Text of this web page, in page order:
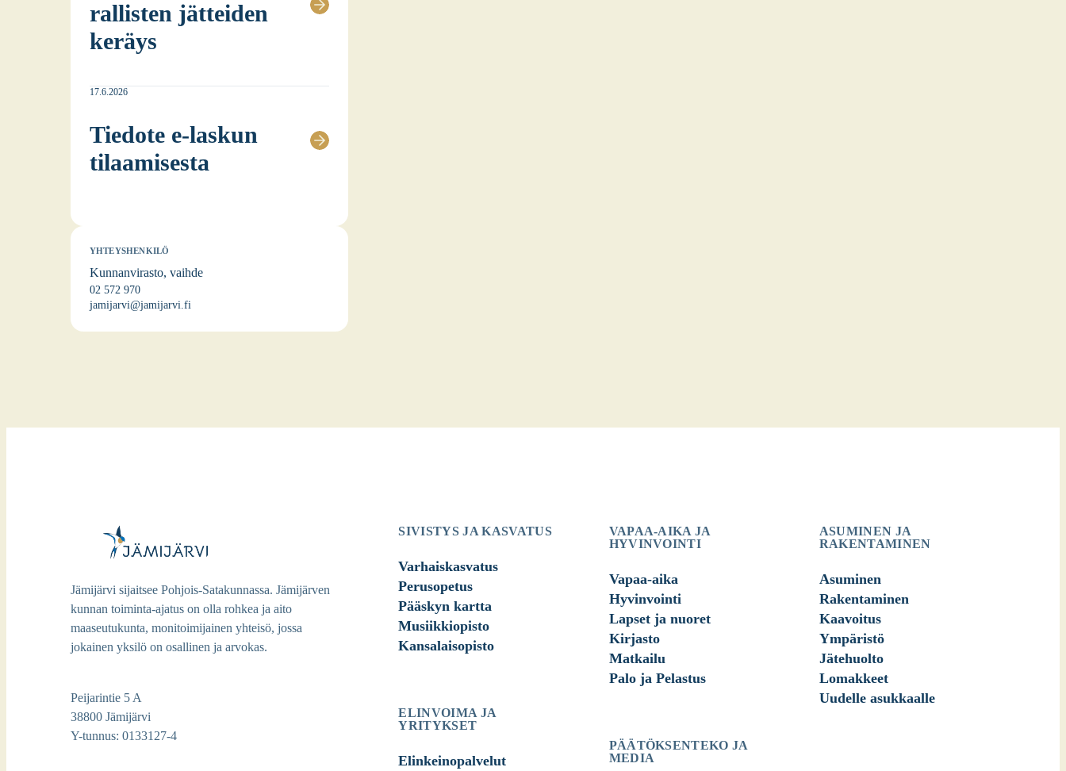
ral­lis­ten jät­tei­den
keräys
17.6.2026
Tie­do­te e‑laskun
tilaa­mi­ses­ta
YHTEYSHENKILÖ
Kunnanvirasto, vaihde
02 572 970
jamijarvi@jamijarvi.fi
Jämijärvi sijaitsee Pohjois-Satakunnassa. Jämijärven
kunnan toiminta-ajatus on olla rohkea ja aito
maaseutukunta, monitoimijainen yhteisö, jossa
jokainen yksilö on osallinen ja arvokas.
Peijarintie 5 A
38800 Jämijärvi
Y-tunnus: 0133127-4
SIVISTYS JA KASVATUS
Varhaiskasvatus
Perusopetus
Pääskyn kartta
Musiikkiopisto
Kansalaisopisto
ELINVOIMA JA
YRITYKSET
Elinkeinopalvelut
VAPAA-AIKA JA
HYVINVOINTI
Vapaa-aika
Hyvinvointi
Lapset ja nuoret
Kirjasto
Matkailu
Palo ja Pelastus
PÄÄTÖKSENTEKO JA
MEDIA
ASUMINEN JA
RAKENTAMINEN
Asuminen
Rakentaminen
Kaavoitus
Ympäristö
Jätehuolto
Lomakkeet
Uudelle asukkaalle